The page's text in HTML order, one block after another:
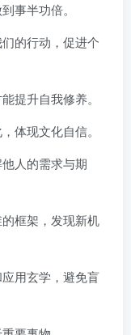
事半功倍。
的行动，促进个
提升自我修养。
体现文化自信。
人的需求与期
框架，发现新机
用玄学，避免盲